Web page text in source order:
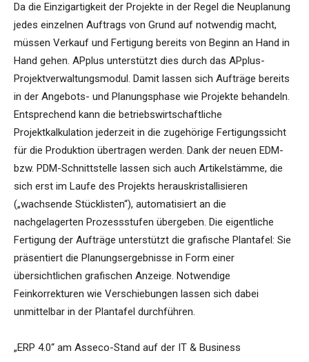
Da die Einzigartigkeit der Projekte in der Regel die Neuplanung
jedes einzelnen Auftrags von Grund auf notwendig macht,
müssen Verkauf und Fertigung bereits von Beginn an Hand in
Hand gehen. APplus unterstützt dies durch das APplus-
Projektverwaltungsmodul. Damit lassen sich Aufträge bereits
in der Angebots- und Planungsphase wie Projekte behandeln.
Entsprechend kann die betriebswirtschaftliche
Projektkalkulation jederzeit in die zugehörige Fertigungssicht
für die Produktion übertragen werden. Dank der neuen EDM-
bzw. PDM-Schnittstelle lassen sich auch Artikelstämme, die
sich erst im Laufe des Projekts herauskristallisieren
(„wachsende Stücklisten“), automatisiert an die
nachgelagerten Prozessstufen übergeben. Die eigentliche
Fertigung der Aufträge unterstützt die grafische Plantafel: Sie
präsentiert die Planungsergebnisse in Form einer
übersichtlichen grafischen Anzeige. Notwendige
Feinkorrekturen wie Verschiebungen lassen sich dabei
unmittelbar in der Plantafel durchführen.
„ERP 4.0“ am Asseco-Stand auf der IT & Business